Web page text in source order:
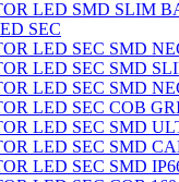
LED SMD SLIM
SEC
LED SEC SMD
LED SEC SMD
LED SEC SMD
LED SEC COB
LED SEC SMD
LED SEC SMD
LED SEC SMD